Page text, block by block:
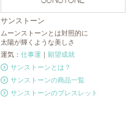
サンストーン
ムーンストーンとは対照的に
太陽が輝くような美しさ
運気：仕事運 ｜ 願望成就
サンストーンとは？
サンストーンの商品一覧
サンストーンのブレスレット